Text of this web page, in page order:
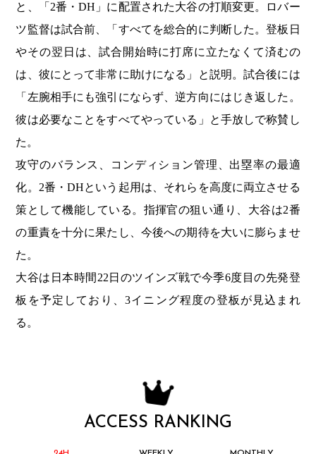
と、「2番・DH」に配置された大谷の打順変更。ロバー
ツ監督は試合前、「すべてを総合的に判断した。登板日
やその翌日は、試合開始時に打席に立たなくて済むの
は、彼にとって非常に助けになる」と説明。試合後には
「左腕相手にも強引にならず、逆方向にはじき返した。
彼は必要なことをすべてやっている」と手放しで称賛し
た。
攻守のバランス、コンディション管理、出塁率の最適
化。2番・DHという起用は、それらを高度に両立させる
策として機能している。指揮官の狙い通り、大谷は2番
の重責を十分に果たし、今後への期待を大いに膨らませ
た。
大谷は日本時間22日のツインズ戦で今季6度目の先発登
板を予定しており、3イニング程度の登板が見込まれ
る。
ACCESS RANKING